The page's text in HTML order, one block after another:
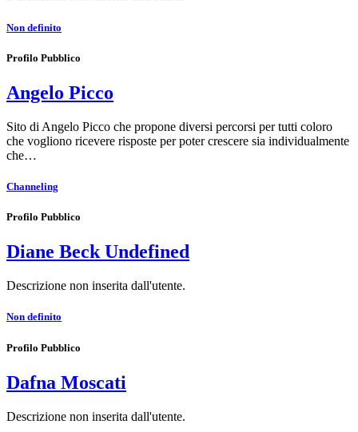
Non definito
Profilo Pubblico
Angelo Picco
Sito di Angelo Picco che propone diversi percorsi per tutti coloro
che vogliono ricevere risposte per poter crescere sia individualmente
che…
Channeling
Profilo Pubblico
Diane Beck Undefined
Descrizione non inserita dall'utente.
Non definito
Profilo Pubblico
Dafna Moscati
Descrizione non inserita dall'utente.